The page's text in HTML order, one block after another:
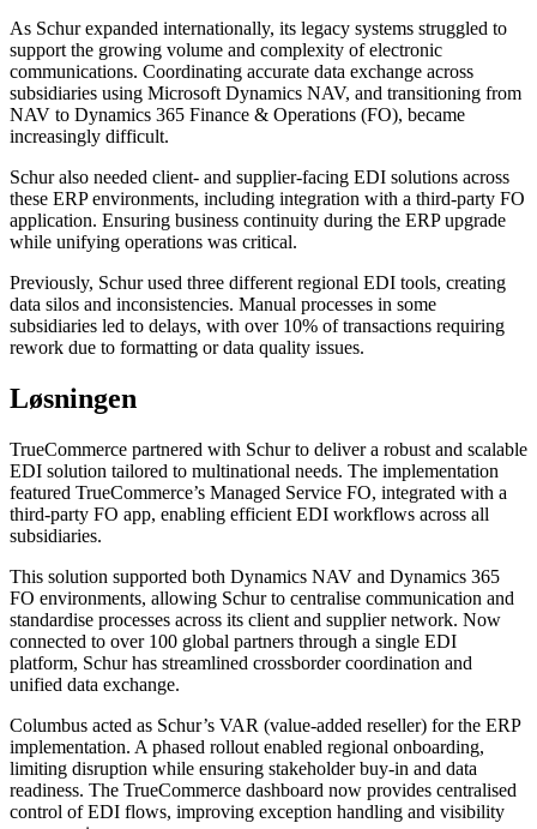
As Schur expanded internationally, its legacy systems struggled to
support the growing volume and complexity of electronic
communications. Coordinating accurate data exchange across
subsidiaries using Microsoft Dynamics NAV, and transitioning from
NAV to Dynamics 365 Finance & Operations (FO), became
increasingly difficult.
Schur also needed client- and supplier-facing EDI solutions across
these ERP environments, including integration with a third-party FO
application. Ensuring business continuity during the ERP upgrade
while unifying operations was critical.
Previously, Schur used three different regional EDI tools, creating
data silos and inconsistencies. Manual processes in some
subsidiaries led to delays, with over 10% of transactions requiring
rework due to formatting or data quality issues.
Løsningen
TrueCommerce partnered with Schur to deliver a robust and scalable
EDI solution tailored to multinational needs. The implementation
featured TrueCommerce’s Managed Service FO, integrated with a
third-party FO app, enabling efficient EDI workflows across all
subsidiaries.
This solution supported both Dynamics NAV and Dynamics 365
FO environments, allowing Schur to centralise communication and
standardise processes across its client and supplier network. Now
connected to over 100 global partners through a single EDI
platform, Schur has streamlined crossborder coordination and
unified data exchange.
Columbus acted as Schur’s VAR (value-added reseller) for the ERP
implementation. A phased rollout enabled regional onboarding,
limiting disruption while ensuring stakeholder buy-in and data
readiness. The TrueCommerce dashboard now provides centralised
control of EDI flows, improving exception handling and visibility